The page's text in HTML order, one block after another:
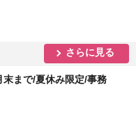
さらに見る
まで/夏休み限定/事務